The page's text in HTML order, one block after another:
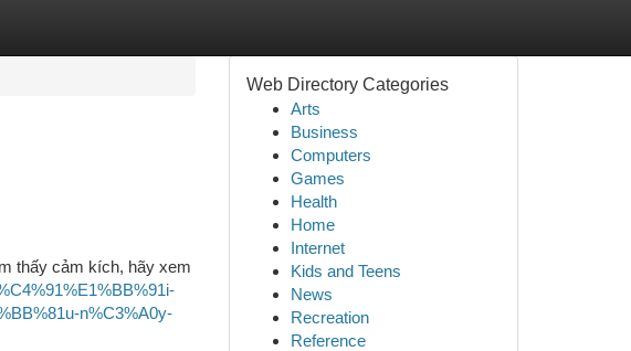
thấy cảm kích, hãy xem
n%C3%A0y-
Web Directory Categories
Arts
Business
Computers
Games
Health
Home
Internet
Kids and Teens
News
Recreation
Reference